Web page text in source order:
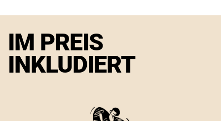
IM PREIS
INKLUDIERT